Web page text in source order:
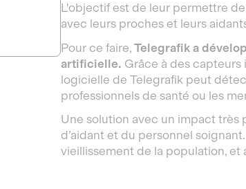
L'objectif est de leur permettre
avec leurs proches et leurs
Pour ce faire, Telegrafik a
artificielle. Grâce à des capteurs
logicielle de Telegrafik peut
professionnels de santé ou les
Une solution avec un impact très
d’aidant et du personnel
vieillissement de la population, et